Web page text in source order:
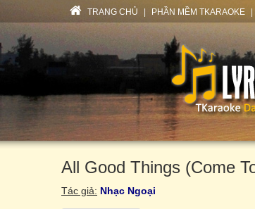
TRANG CHỦ PHẦN MỀM TKARAOKE
All Good Things (Come
Tác giả: Nhạc Ngoại